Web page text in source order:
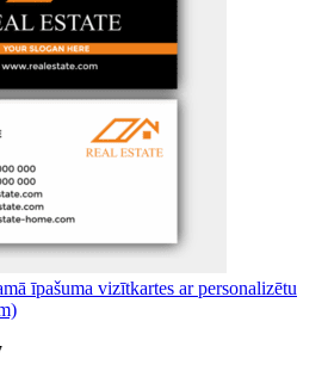
īpašuma vizītkartes ar personalizētu
Price